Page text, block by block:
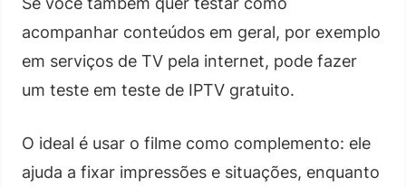
acompanhar conteúdos em geral, por exemplo
em serviços de TV pela internet, pode fazer
um teste em teste de IPTV gratuito.
O ideal é usar o filme como complemento: ele
ajuda a fixar impressões e situações, enquanto